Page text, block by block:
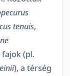
tenuis,
(pl.
), a térség